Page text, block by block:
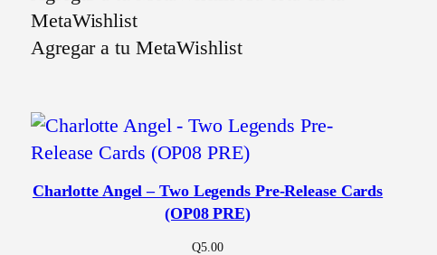
MetaWishlist
Agregar a tu MetaWishlist
Charlotte Angel – Two Legends Pre-Release Cards
(OP08 PRE)
Q5.00